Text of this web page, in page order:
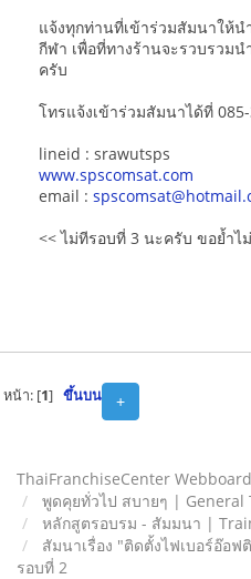
แจ้งทุกท่านที่เข้าร่วมสัมนาให้
กีฬา เพื่อที่ทางร้านจะรวบรวม
ครับ
โทรแจ้งเข้าร่วมสัมนาได้ที่
lineid : srawutsps
www.spscomsat.com
email :
<< ไม่ทีรอบที่ 3 นะครับ ขอย้ำไ
+
หน้า: [1] ขึ้นบน
ThaiFranchiseCenter Webboard
พูดคุยทั่วไป สบายๆ | General
หลักสูตรอบรม - สัมมนา |
สัมนาเรื่อง "ติดตั้งไฟเบอร์อ๊อฟ
รอบที่ 2